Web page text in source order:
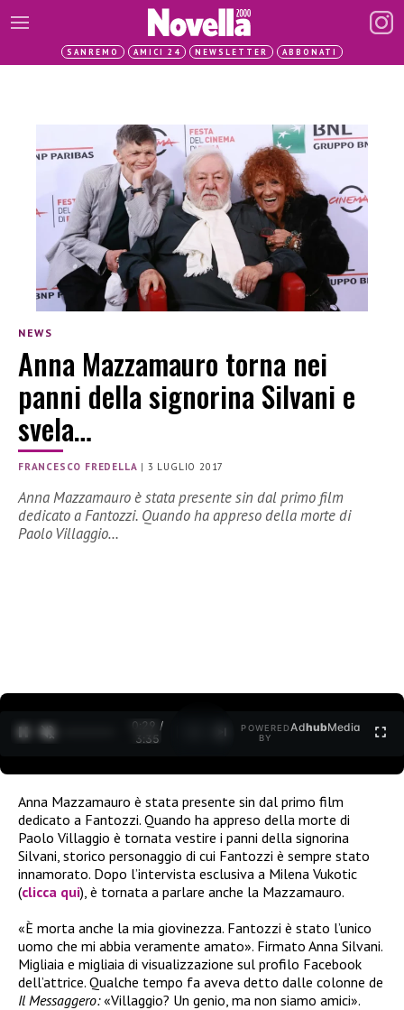
SANREMO AMICI 24 NEWSLETTER ABBONATI
NEWS
Anna Mazzamauro torna nei
panni della signorina Silvani e
svela…
FRANCESCO FREDELLA | 3 LUGLIO 2017
Anna Mazzamauro è stata presente sin dal primo film
dedicato a Fantozzi. Quando ha appreso della morte di
Paolo Villaggio…
0:30 /
3:35
POWERED
BY
AdhubMedia
Anna Mazzamauro è stata presente sin dal primo film
dedicato a Fantozzi. Quando ha appreso della morte di
Paolo Villaggio è tornata vestire i panni della signorina
Silvani, storico personaggio di cui Fantozzi è sempre stato
innamorato. Dopo l’intervista esclusiva a Milena Vukotic
(clicca qui), è tornata a parlare anche la Mazzamauro.
«È morta anche la mia giovinezza. Fantozzi è stato l’unico
uomo che mi abbia veramente amato». Firmato Anna Silvani.
Migliaia e migliaia di visualizzazione sul profilo Facebook
dell’attrice. Qualche tempo fa aveva detto dalle colonne de
Il Messaggero:«Villaggio? Un genio, ma non siamo amici».